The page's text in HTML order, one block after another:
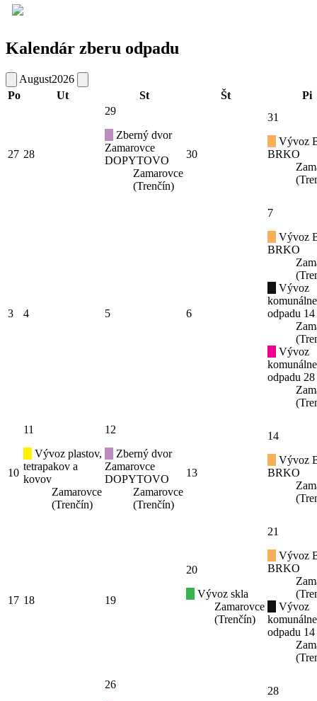
Kalendár zberu odpadu
August2026
Po
Ut St Št Pi
27 28
29
Zberný dvor
Zamarovce
DOPYTOVO
Zamarovce
(Trenčín)
30
31
Vývoz
BRKO
3 4 5 6
7
Vývoz
BRKO
Vývoz
odpadu
Vývoz
odpadu
10
11
Vývoz plastov,
tetrapakov a
kovov
Zamarovce
(Trenčín)
12
Zberný dvor
Zamarovce
DOPYTOVO
Zamarovce
(Trenčín)
13
14
Vývoz
BRKO
17 18 19
20
Vývoz skla
Zamarovce
(Trenčín)
21
Vývoz
BRKO
Vývoz
odpadu
26
28